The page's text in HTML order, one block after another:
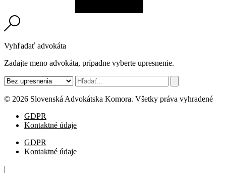
Vyhľadať advokáta
Zadajte meno advokáta, prípadne vyberte upresnenie.
© 2026 Slovenská Advokátska Komora. Všetky práva vyhradené
GDPR
Kontaktné údaje
GDPR
Kontaktné údaje
|